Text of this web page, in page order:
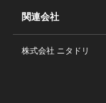
関連会社
株式会社 ニタドリ